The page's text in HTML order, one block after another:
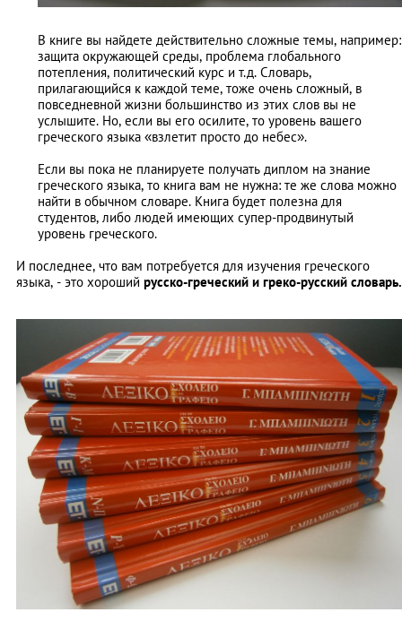
В книге вы найдете действительно сложные темы, например:
защита окружающей среды, проблема глобального
потепления, политический курс и т.д. Словарь,
прилагающийся к каждой теме, тоже очень сложный, в
повседневной жизни большинство из этих слов вы не
услышите. Но, если вы его осилите, то уровень вашего
греческого языка «взлетит просто до небес».
Если вы пока не планируете получать диплом на знание
греческого языка, то книга вам не нужна: те же слова можно
найти в обычном словаре. Книга будет полезна для
студентов, либо людей имеющих супер-продвинутый
уровень греческого.
И последнее, что вам потребуется для изучения греческого
языка, - это хороший русско-греческий и греко-русский словарь.